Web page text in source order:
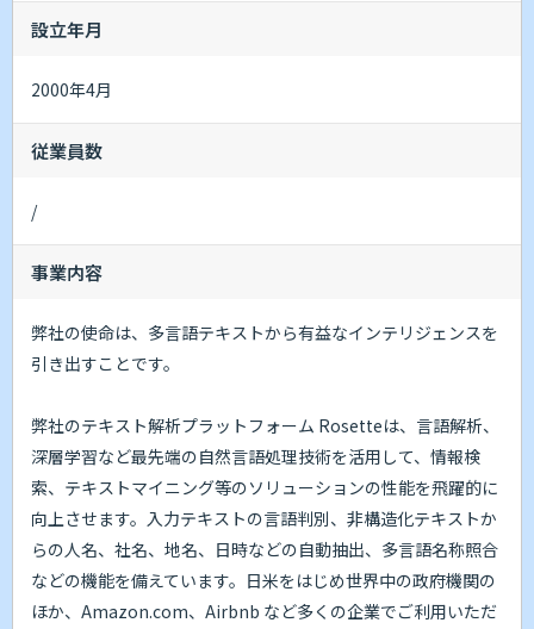
設立年月
2000年4月
従業員数
/
事業内容
弊社の使命は、多言語テキストから有益なインテリジェンスを
引き出すことです。
弊社のテキスト解析プラットフォーム Rosetteは、言語解析、
深層学習など最先端の自然言語処理技術を活用して、情報検
索、テキストマイニング等のソリューションの性能を飛躍的に
向上させます。入力テキストの言語判別、非構造化テキストか
らの人名、社名、地名、日時などの自動抽出、多言語名称照合
などの機能を備えています。日米をはじめ世界中の政府機関の
ほか、Amazon.com、Airbnb など多くの企業でご利用いただ